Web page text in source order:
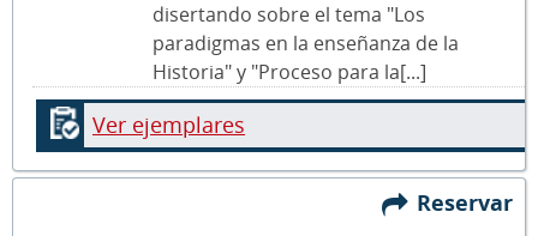
disertando sobre el tema "Los
paradigmas en la enseñanza de la
Historia" y "Proceso para la[...]
Ver ejemplares
Reservar